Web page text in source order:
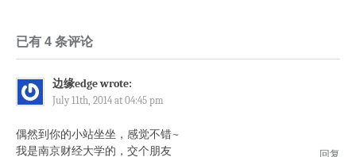
已有 4 条评论
边缘edge wrote:
July 11th, 2014 at 04:45 pm
偶然到你的小站坐坐，感觉不错~
我是南京财经大学的，交个朋友
回复